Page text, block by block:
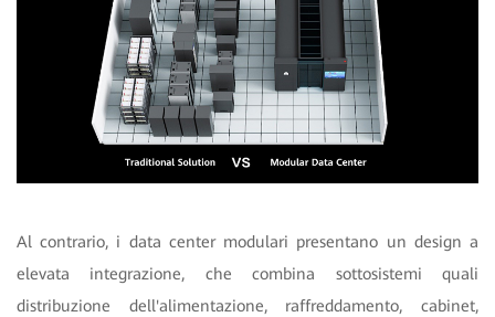
Al contrario, i data center modulari presentano un design a
elevata integrazione, che combina sottosistemi quali
distribuzione dell'alimentazione, raffreddamento, cabinet,